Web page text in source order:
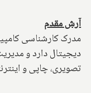
آرش مقدم
مدرک کارشناسی
تصویری، چاپی و